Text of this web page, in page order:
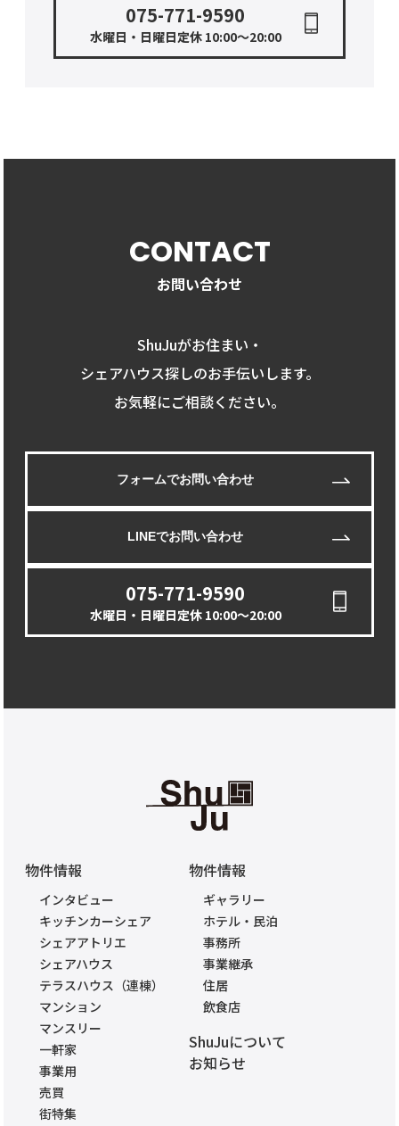
075-771-9590
水曜日・日曜日定休 10:00〜20:00
CONTACT
お問い合わせ
ShuJuがお住まい・
シェアハウス探しのお手伝いします。
お気軽にご相談ください。
フォームでお問い合わせ
LINEでお問い合わせ
075-771-9590
水曜日・日曜日定休 10:00〜20:00
物件情報
インタビュー
キッチンカーシェア
シェアアトリエ
シェアハウス
テラスハウス（連棟）
マンション
マンスリー
一軒家
事業用
売買
街特集
物件情報
ギャラリー
ホテル・民泊
事務所
事業継承
住居
飲食店
ShuJuについて
お知らせ